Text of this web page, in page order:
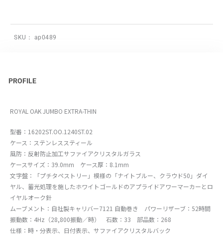
SKU： ap0489
PROFILE
ROYAL OAK JUMBO EXTRA-THIN
型番：16202ST.OO.1240ST.02
ケース：ステンレススティール
風防：反射防止加工サファイアクリスタルガラス
ケースサイズ：39.0mm ケース厚：8.1mm
文字盤：「プチタペストリー」模様の「ナイトブルー、クラウド50」ダイ
ヤル、蓄光処理を施したホワイトゴールドのアプライドアワーマーカーとロ
イヤルオーク針
ムーブメント：自社製キャリバー7121 自動巻き パワーリザーブ：52時間
振動数：4Hz（28,800振動／時） 石数：33 部品数：268
仕様：時・分表示、日付表示、サファイアクリスタルバック